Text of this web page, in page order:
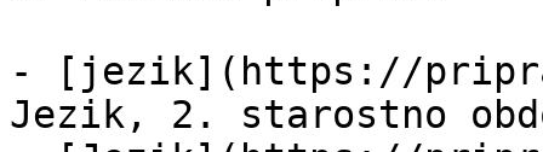
- [jezik](https://
Jezik, 2. starostno